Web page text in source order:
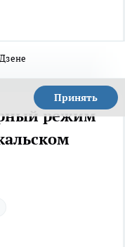
Принять
режим